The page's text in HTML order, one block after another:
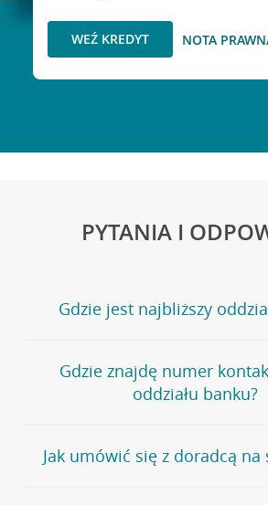
WEŹ KREDYT NOTA
PYTANIA I
Gdzie jest najbliższy
Jeśli szukasz oddziału naszego banku,
stronęPlacówki i bankomaty, na której
wygodna wyszukiwarka.
oddziałów
Gdzie znajdę numer
oddziału banku?
Bank Credit Agricole nie udostępnia
telefonu do placówki bankowej.
Jak umówić się z doradcą na